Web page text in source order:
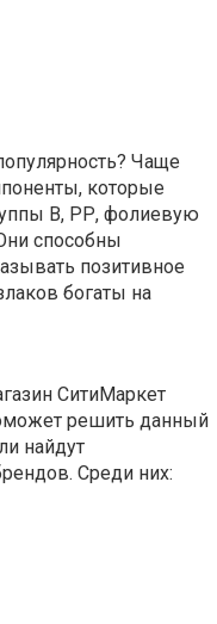
Чаще
которые
В, РР, фолиевую
способны
позитивное
богаты на
СитиМаркет
решить данный
найдут
Среди них: